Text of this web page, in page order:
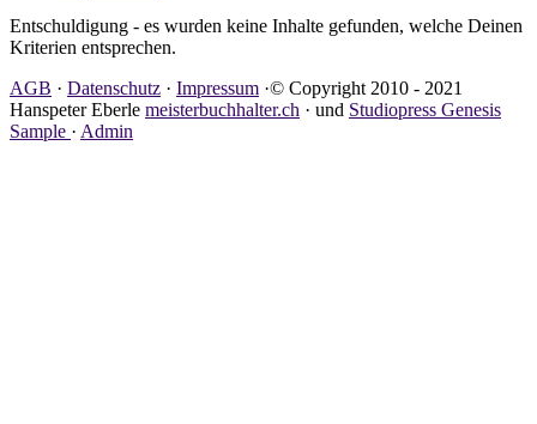
Entschuldigung - es wurden keine Inhalte gefunden, welche Deinen
Kriterien entsprechen.
AGB · Datenschutz · Impressum ·© Copyright 2010 - 2021
Hanspeter Eberle meisterbuchhalter.ch · und Studiopress Genesis
Sample · Admin